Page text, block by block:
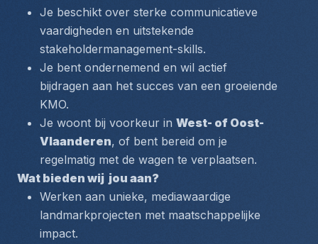
Je beschikt over sterke communicatieve
vaardigheden en uitstekende
stakeholdermanagement-skills.
Je bent ondernemend en wil actief
bijdragen aan het succes van een groeiende
KMO.
Je woont bij voorkeur in West- of Oost-
Vlaanderen, of bent bereid om je
regelmatig met de wagen te verplaatsen.
Wat bieden wij  jou aan?
Werken aan unieke, mediawaardige
landmarkprojecten met maatschappelijke
impact.